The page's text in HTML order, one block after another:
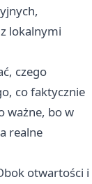
lokalnymi
czego
co faktycznie
ważne, bo w
realne
otwartości i